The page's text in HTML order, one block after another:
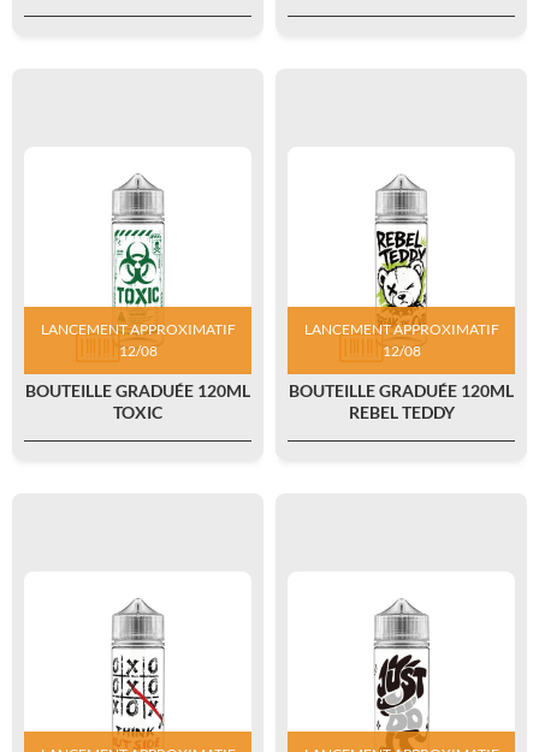
LANCEMENT APPROXIMATIF
12/08
BOUTEILLE GRADUÉE 120ML
TOXIC
LANCEMENT APPROXIMATIF
12/08
BOUTEILLE GRADUÉE 120ML
REBEL TEDDY